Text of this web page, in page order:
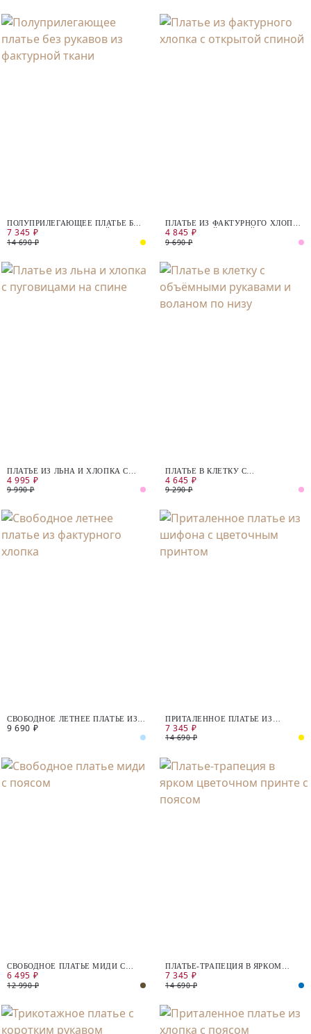
ПОЛУПРИЛЕГАЮЩЕЕ ПЛАТЬЕ БЕЗ
РУКАВОВ ИЗ ФАКТУРНОЙ ТКАНИ
7 345 ₽
14 690 ₽
ПЛАТЬЕ ИЗ ФАКТУРНОГО ХЛОПКА
С ОТКРЫТОЙ СПИНОЙ
4 845 ₽
9 690 ₽
ПЛАТЬЕ ИЗ ЛЬНА И ХЛОПКА С
ПУГОВИЦАМИ НА СПИНЕ
4 995 ₽
9 990 ₽
ПЛАТЬЕ В КЛЕТКУ С
ОБЪЁМНЫМИ РУКАВАМИ И
ВОЛАНОМ ПО НИЗУ
4 645 ₽
9 290 ₽
СВОБОДНОЕ ЛЕТНЕЕ ПЛАТЬЕ ИЗ
ФАКТУРНОГО ХЛОПКА
9 690 ₽
ПРИТАЛЕННОЕ ПЛАТЬЕ ИЗ
ШИФОНА С ЦВЕТОЧНЫМ
ПРИНТОМ
7 345 ₽
14 690 ₽
СВОБОДНОЕ ПЛАТЬЕ МИДИ С
ПОЯСОМ
6 495 ₽
12 990 ₽
ПЛАТЬЕ-ТРАПЕЦИЯ В ЯРКОМ
ЦВЕТОЧНОМ ПРИНТЕ С ПОЯСОМ
7 345 ₽
14 690 ₽